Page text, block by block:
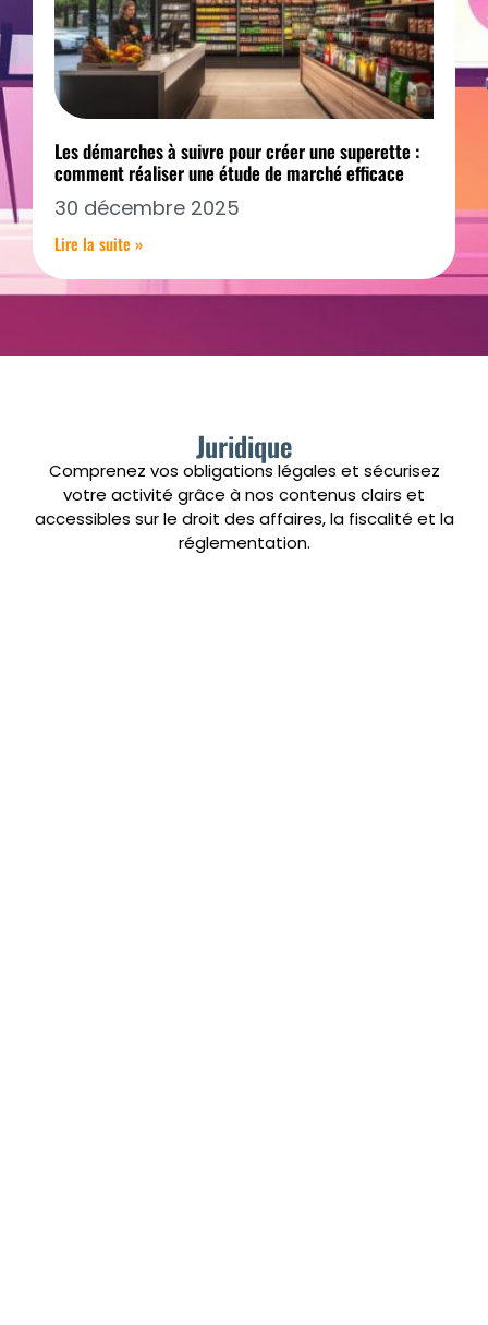
Les démarches à suivre pour créer une superette :
comment réaliser une étude de marché efficace
30 décembre 2025
Lire la suite »
Juridique
Comprenez vos obligations légales et sécurisez
votre activité grâce à nos contenus clairs et
accessibles sur le droit des affaires, la fiscalité et la
réglementation.